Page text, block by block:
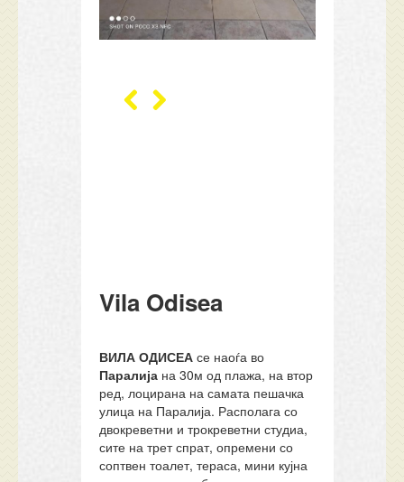
Vila Odisea
ВИЛА ОДИСЕА се наоѓа во
Паралија на 30м од плажа, на втор
ред, лоцирана на самата пешачка
улица на Паралија. Располага со
двокреветни и трокреветни студиа,
сите на трет спрат, опремени со
соптвен тоалет, тераса, мини кујна